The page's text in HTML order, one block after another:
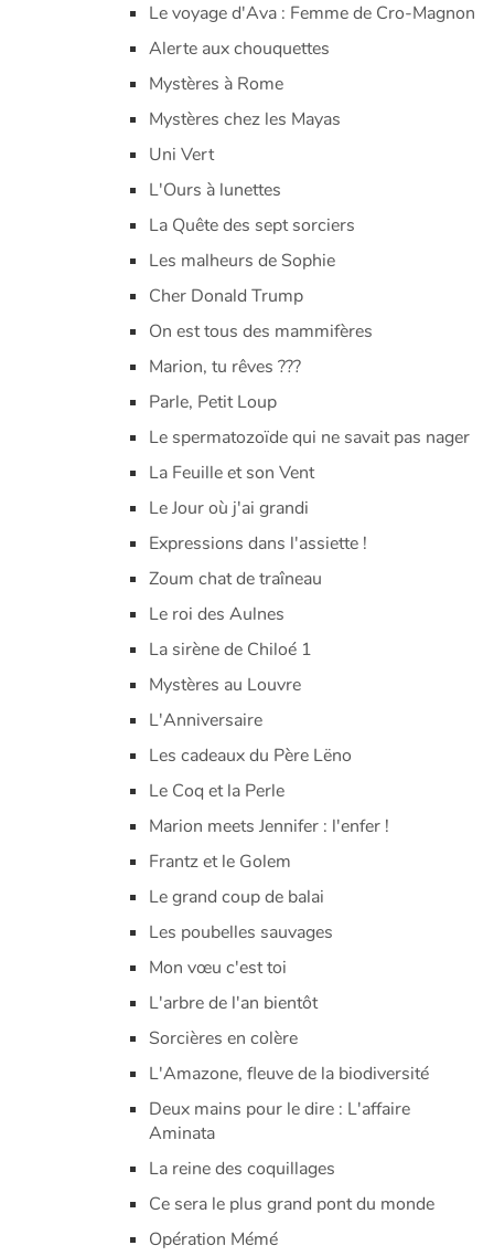
Le voyage d'Ava : Femme de Cro-Magnon
Alerte aux chouquettes
Mystères à Rome
Mystères chez les Mayas
Uni Vert
L'Ours à lunettes
La Quête des sept sorciers
Les malheurs de Sophie
Cher Donald Trump
On est tous des mammifères
Marion, tu rêves ???
Parle, Petit Loup
Le spermatozoïde qui ne savait pas nager
La Feuille et son Vent
Le Jour où j'ai grandi
Expressions dans l'assiette !
Zoum chat de traîneau
Le roi des Aulnes
La sirène de Chiloé 1
Mystères au Louvre
L'Anniversaire
Les cadeaux du Père Lëno
Le Coq et la Perle
Marion meets Jennifer : l'enfer !
Frantz et le Golem
Le grand coup de balai
Les poubelles sauvages
Mon vœu c'est toi
L'arbre de l'an bientôt
Sorcières en colère
L'Amazone, fleuve de la biodiversité
Deux mains pour le dire : L'affaire
Aminata
La reine des coquillages
Ce sera le plus grand pont du monde
Opération Mémé